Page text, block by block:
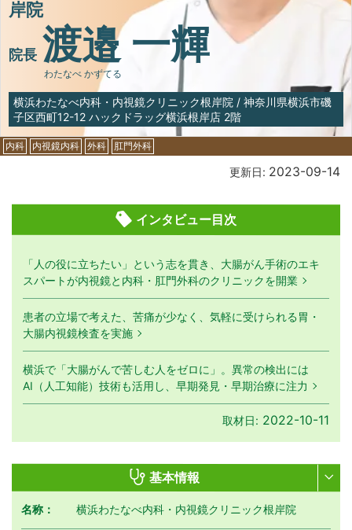
岸院
院長 渡邉 一輝
わたなべ かずてる
横浜わたなべ内科・内視鏡クリニック根岸院 / 神奈川県横浜市磯
子区西町12-12 ハックドラッグ横浜根岸店 2階
内科 内視鏡内科 外科 肛門外科
更新日: 2023-09-14
インタビュー目次
「人の役に立ちたい」という志を貫き、大腸がん手術のエキ
スパートが内視鏡と内科・肛門外科のクリニックを開業
患者の立場で考えた、苦痛が少なく、気軽に受けられる胃・
大腸内視鏡検査を実施
横浜で「大腸がんで苦しむ人をゼロに」。異常の検出には
AI（人工知能）技術も活用し、早期発見・早期治療に注力
取材日: 2022-10-11
基本情報
名称： 横浜わたなべ内科・内視鏡クリニック根岸院